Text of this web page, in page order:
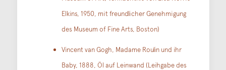
Elkins, 1950, mit freundlicher Genehmigung
des Museum of Fine Arts, Boston)
Vincent van Gogh, Madame Roulin und ihr
Baby, 1888, Öl auf Leinwand (Leihgabe des